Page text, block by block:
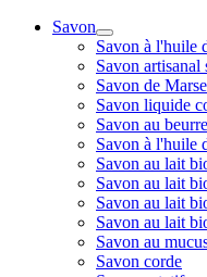
Savon
Savon à l'huile
Savon
Savon de
Savon liquide
Savon au
Savon à l'huile
Savon au lait
Savon au lait
Savon au lait
Savon au lait
Savon au
Savon corde